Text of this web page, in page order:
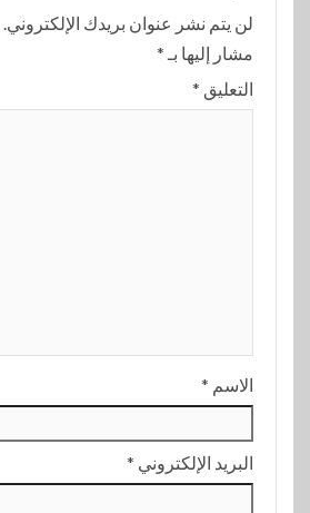
لن يتم نشر عنوان بريدك الإلكتروني.
مشار إليها بـ *
التعليق *
الاسم *
البريد الإلكتروني *